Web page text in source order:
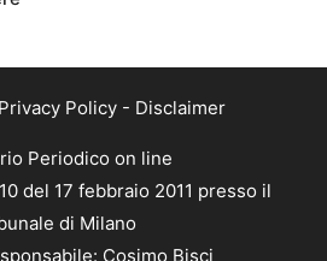
Privacy Policy- Disclaimer
Periodico on line
del 17 febbraio 2011 presso il
di Milano
Cosimo Bisci